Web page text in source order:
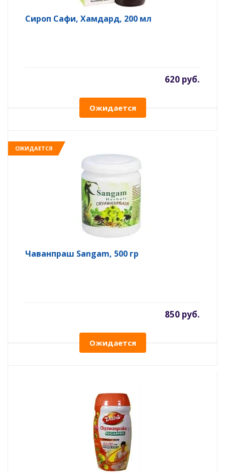
Сироп Сафи, Хамдард, 200 мл
620 руб.
Ожидается
ОЖИДАЕТСЯ
Чаванпраш Sangam, 500 гр
850 руб.
Ожидается